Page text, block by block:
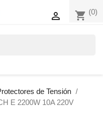
shopping_cart (0)

de Tensión
E 2200W 10A 220V